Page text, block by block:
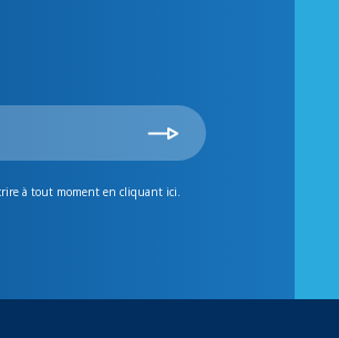
à tout moment en cliquant ici.